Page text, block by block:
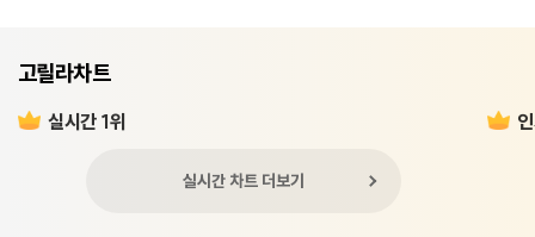
고릴라차트
실시간 1위
실시간 차트 더보기